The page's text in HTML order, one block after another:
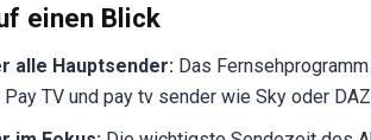
einen Blick
alle Hauptsender: Das
TV und pay tv sender wie Sky oder